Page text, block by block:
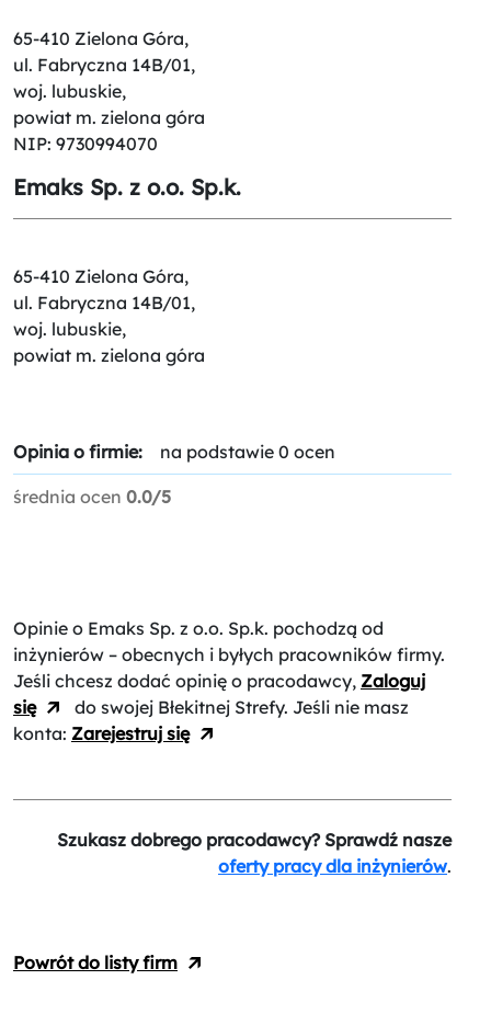
65-410 Zielona Góra,
ul. Fabryczna 14B/01,
woj. lubuskie,
powiat m. zielona góra
NIP: 9730994070
Emaks Sp. z o.o. Sp.k.
65-410 Zielona Góra,
ul. Fabryczna 14B/01,
woj. lubuskie,
powiat m. zielona góra
Opinia o firmie: na podstawie 0 ocen
średnia ocen 0.0/5
Opinie o Emaks Sp. z o.o. Sp.k. pochodzą od
inżynierów – obecnych i byłych pracowników firmy.
Jeśli chcesz dodać opinię o pracodawcy, Zaloguj
się
do swojej Błekitnej Strefy. Jeśli nie masz
konta: Zarejestruj się
Szukasz dobrego pracodawcy? Sprawdź nasze
oferty pracy dla inżynierów.
Powrót do listy firm